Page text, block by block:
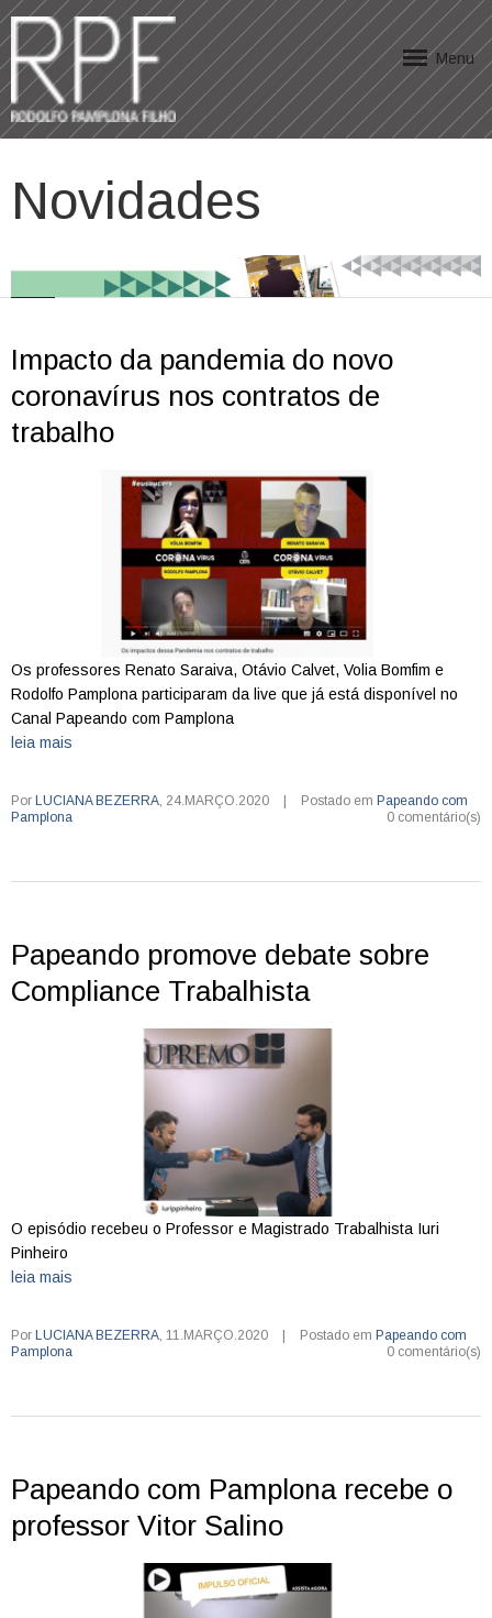
Menu
Novidades
Impacto da pandemia do novo
coronavírus nos contratos de
trabalho
Os professores Renato Saraiva, Otávio Calvet, Volia Bomfim e
Rodolfo Pamplona participaram da live que já está disponível no
Canal Papeando com Pamplona
leia mais
Por LUCIANA BEZERRA, 24.MARÇO.2020 Postado em Papeando com
Pamplona
0 comentário(s)
Papeando promove debate sobre
Compliance Trabalhista
O episódio recebeu o Professor e Magistrado Trabalhista Iuri
Pinheiro
leia mais
Por LUCIANA BEZERRA, 11.MARÇO.2020 Postado em Papeando com
Pamplona
0 comentário(s)
Papeando com Pamplona recebe o
professor Vitor Salino